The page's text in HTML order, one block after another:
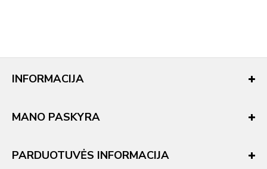
INFORMACIJA
MANO PASKYRA
PARDUOTUVĖS INFORMACIJA